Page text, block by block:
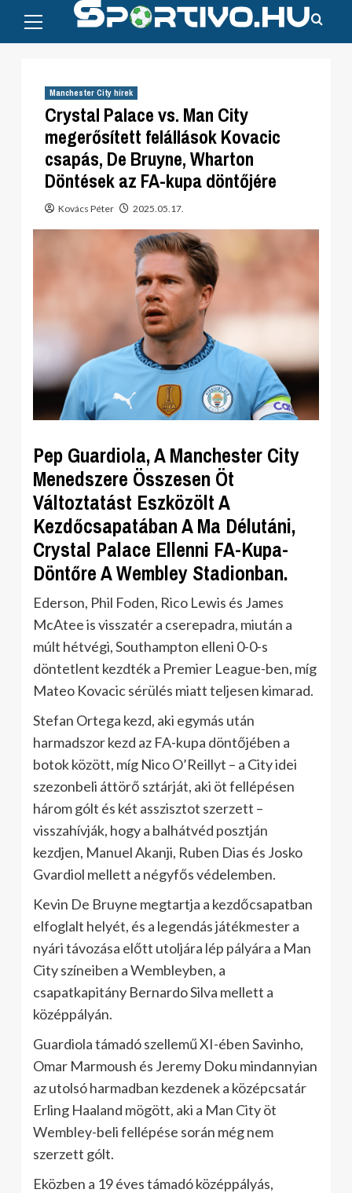
content
Menu
Manchester City hírek
Crystal Palace vs. Man City
megerősített felállások Kovacic
csapás, De Bruyne, Wharton
Döntések az FA-kupa döntőjére
Kovács Péter 2025.05.17.
Pep Guardiola, A Manchester City
Menedszere Összesen Öt
Változtatást Eszközölt A
Kezdőcsapatában A Ma Délutáni,
Crystal Palace Ellenni FA-Kupa-
Döntőre A Wembley Stadionban.
Ederson, Phil Foden, Rico Lewis és James
McAtee is visszatér a cserepadra, miután a
múlt hétvégi, Southampton elleni 0-0-s
döntetlent kezdték a Premier League-ben, míg
Mateo Kovacic sérülés miatt teljesen kimarad.
Stefan Ortega kezd, aki egymás után
harmadszor kezd az FA-kupa döntőjében a
botok között, míg Nico O’Reillyt – a City idei
szezonbeli áttörő sztárját, aki öt fellépésen
három gólt és két asszisztot szerzett –
visszahívják, hogy a balhátvéd posztján
kezdjen, Manuel Akanji, Ruben Dias és Josko
Gvardiol mellett a négyfős védelemben.
Kevin De Bruyne megtartja a kezdőcsapatban
elfoglalt helyét, és a legendás játékmester a
nyári távozása előtt utoljára lép pályára a Man
City színeiben a Wembleyben, a
csapatkapitány Bernardo Silva mellett a
középpályán.
Guardiola támadó szellemű XI-ében Savinho,
Omar Marmoush és Jeremy Doku mindannyian
az utolsó harmadban kezdenek a középcsatár
Erling Haaland mögött, aki a Man City öt
Wembley-beli fellépése során még nem
szerzett gólt.
Eközben a 19 éves támadó középpályás,